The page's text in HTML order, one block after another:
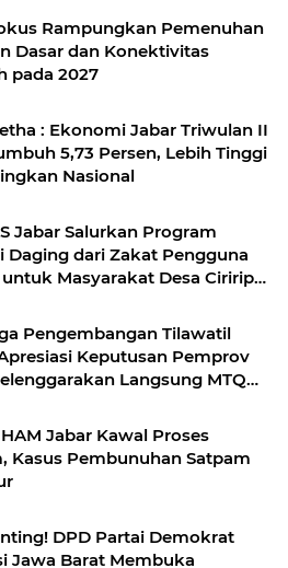
Rampungkan Pemenuhan
Dasar dan Konektivitas
pada 2027
: Ekonomi Jabar Triwulan II
5,73 Persen, Lebih Tinggi
Nasional
Program
Daging dari Zakat Pengguna
Masyarakat Desa Ciririp
Pengembangan Tilawatil
Keputusan Pemprov
Langsung MTQ
Jabar Kawal Proses
Kasus Pembunuhan Satpam
DPD Partai Demokrat
Jawa Barat Membuka